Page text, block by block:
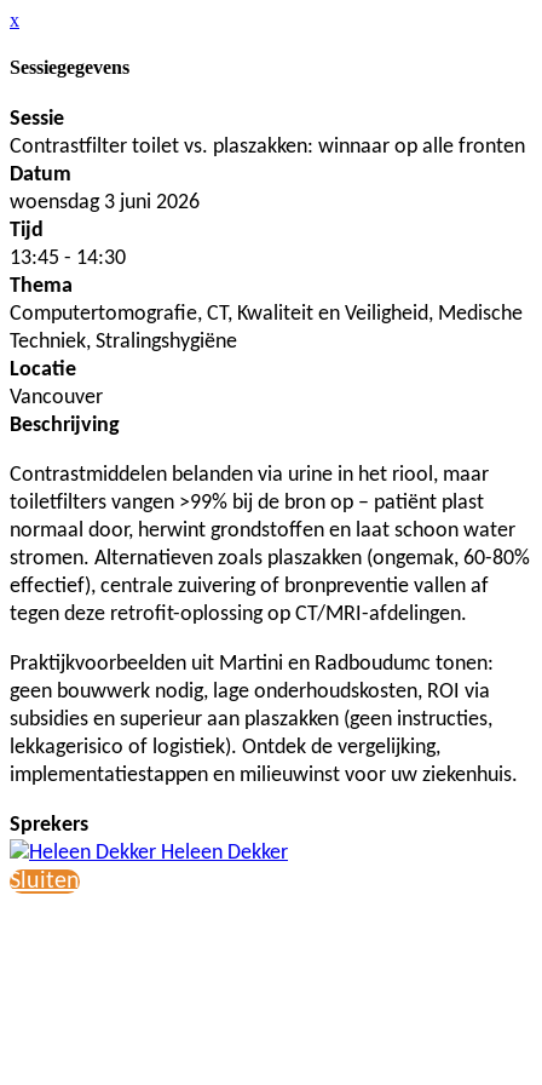
x
Sessiegegevens
Sessie
Contrastfilter toilet vs. plaszakken: winnaar op alle fronten
Datum
woensdag 3 juni 2026
Tijd
13:45 - 14:30
Thema
Computertomografie, CT, Kwaliteit en Veiligheid, Medische
Techniek, Stralingshygiëne
Locatie
Vancouver
Beschrijving
Contrastmiddelen belanden via urine in het riool, maar
toiletfilters vangen >99% bij de bron op – patiënt plast
normaal door, herwint grondstoffen en laat schoon water
stromen. Alternatieven zoals plaszakken (ongemak, 60-80%
effectief), centrale zuivering of bronpreventie vallen af
tegen deze retrofit-oplossing op CT/MRI-afdelingen.
Praktijkvoorbeelden uit Martini en Radboudumc tonen:
geen bouwwerk nodig, lage onderhoudskosten, ROI via
subsidies en superieur aan plaszakken (geen instructies,
lekkagerisico of logistiek). Ontdek de vergelijking,
implementatiestappen en milieuwinst voor uw ziekenhuis.
Sprekers
Heleen Dekker
Sluiten